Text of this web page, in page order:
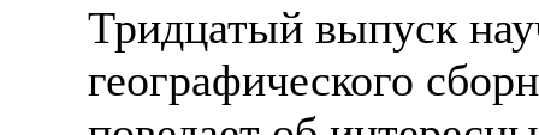
Тридцатый выпуск
географического